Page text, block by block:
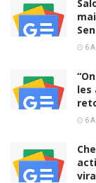
6
les
6